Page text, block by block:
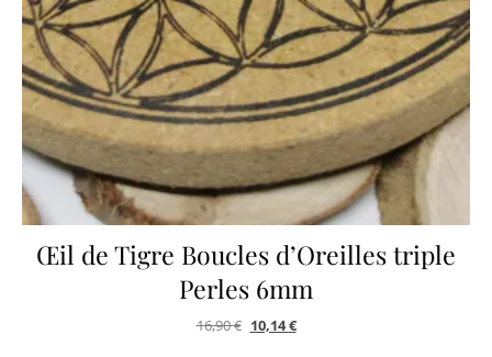
Œil de Tigre Boucles d’Oreilles triple
Perles 6mm
16,90€ Le prix initial était : 16,90 €.
10,14€Le prix actuel est : 10,14 €.